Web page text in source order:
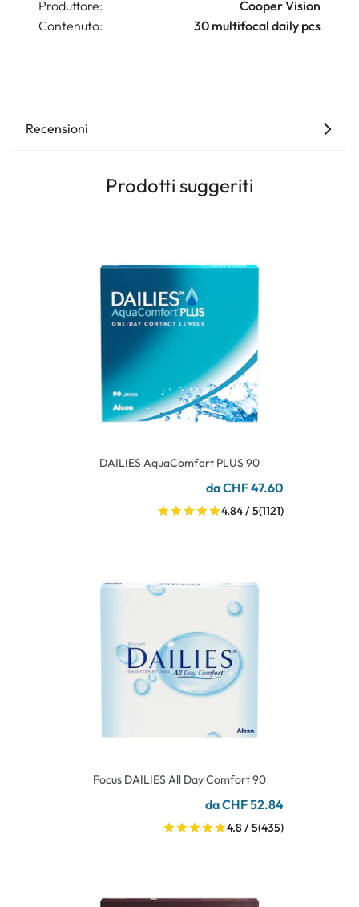
Produttore:
Cooper Vision
Contenuto:
30 multifocal daily pcs
Recensioni
Prodotti suggeriti
DAILIES AquaComfort PLUS 90
da CHF 47.60
4.84 / 5(1121)
Focus DAILIES All Day Comfort 90
da CHF 52.84
4.8 / 5(435)